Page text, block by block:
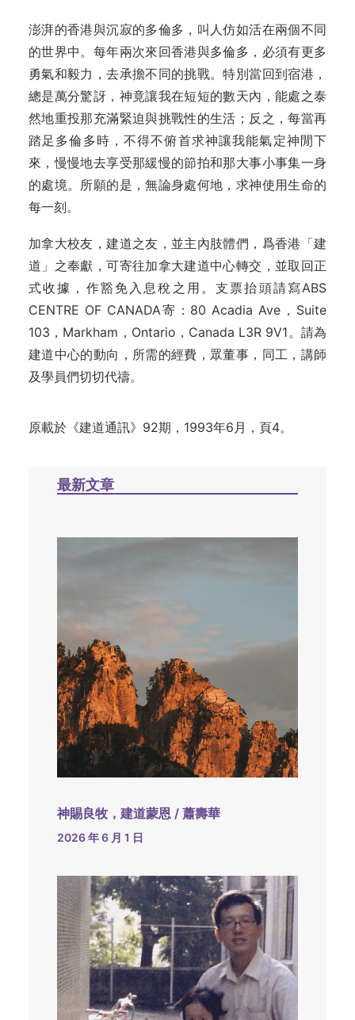
澎湃的香港與沉寂的多倫多，叫人仿如活在兩個不同
的世界中。每年兩次來回香港與多倫多，必須有更多
勇氣和毅力，去承擔不同的挑戰。特別當回到宿港，
總是萬分驚訝，神竟讓我在短短的數天內，能處之泰
然地重投那充滿緊迫與挑戰性的生活；反之，每當再
踏足多倫多時，不得不俯首求神讓我能氣定神閒下
來，慢慢地去享受那緩慢的節拍和那大事小事集一身
的處境。所願的是，無論身處何地，求神使用生命的
每一刻。
加拿大校友，建道之友，並主內肢體們，爲香港「建
道」之奉獻，可寄往加拿大建道中心轉交，並取回正
式收據，作豁免入息稅之用。支票抬頭請寫ABS
CENTRE OF CANADA寄：80 Acadia Ave，Suite
103，Markham，Ontario，Canada L3R 9V1。請為
建道中心的動向，所需的經費，眾董事，同工，講師
及學員們切切代禱。
原載於《建道通訊》92期，1993年6月，頁4。
最新文章
神賜良牧，建道蒙恩 / 蕭壽華
2026 年 6 月 1 日